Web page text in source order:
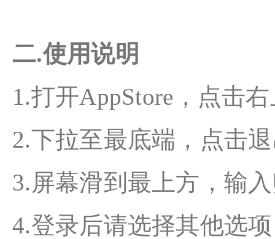
二.使用说明
1.打开AppStore，点击
2.下拉至最底端，点击
3.屏幕滑到最上方，输
4.登录后请选择其他选